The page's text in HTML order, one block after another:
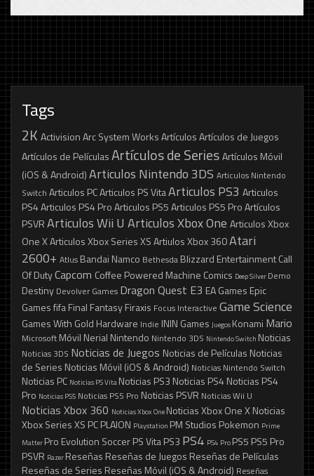
Tags
2K ActivisionArc System WorksArtículosArtículos de Juegos
Artículos de PelículasArtículos de SeriesArtículos Móvil
(iOS & Android)Articulos Nintendo 3DS Articulos Nintendo
Switch Articulos PCArticulos PS VitaArticulos PS3 Articulos
PS4Articulos PS4 ProArticulos PS5Articulos PS5 ProArtículos
PSVRArticulos Wii U Articulos Xbox One Articulos Xbox
One XArticulos Xbox Series XSArtiulos Xbox 360Atari
2600+ Atlus Bandai Namco Bethesda Blizzard EntertainmentCall
Of DutyCapcom Coffee Powered Machine Comics Deep Silver Demo
Destiny Devolver Games Dragon Quest E3 EA Games Epic
GamesfifaFinal FantasyFiraxis Focus Interactive Game Science
Games With Gold Hardware Indie ININ Games Juegos Konami Mario
Microsoft Móvil Nerial Nintendo Nintendo 3DS Nintendo Switch Noticias
Noticias 3DS Noticias de Juegos Noticias de Películas Noticias
de Series Noticias Móvil (iOS & Android) Noticias Nintendo Switch
Noticias PC Noticias PS Vita Noticias PS3 Noticias PS4 Noticias PS4
Pro Noticias PS5 Noticias PS5 Pro Noticias PSVR Noticias Wii U
Noticias Xbox 360 Noticias Xbox One Noticias Xbox One XNoticias
Xbox Series XS PCPLAION Playstation PM Studios Pokemon Prime
Matter Pro Evolution SoccerPS VitaPS3 PS4 PS4 Pro PS5 PS5 Pro
PSVR Razer Reseñas Reseñas de Juegos Reseñas de Películas
Reseñas de Series Reseñas Móvil (iOS & Android) Reseñas